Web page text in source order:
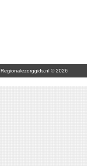
Regionalezorggids.nl © 2026